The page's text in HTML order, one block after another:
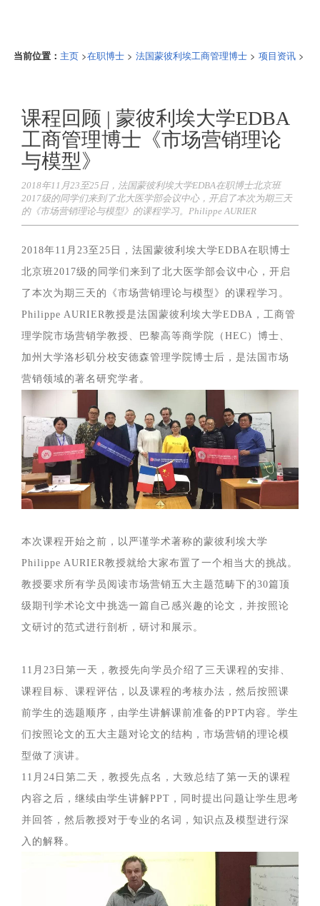
当前位置： 主页 >在职博士 >法国蒙彼利埃工商管理博士 >项目资讯 >
课程回顾 | 蒙彼利埃大学EDBA
工商管理博士《市场营销理论
与模型》
2018年11月23至25日，法国蒙彼利埃大学EDBA在职博士北京班
2017级的同学们来到了北大医学部会议中心，开启了本次为期三天
的《市场营销理论与模型》的课程学习。Philippe AURIER
2018年11月23至25日，法国蒙彼利埃大学EDBA在职博士
北京班2017级的同学们来到了北大医学部会议中心，开启
了本次为期三天的《市场营销理论与模型》的课程学习。
Philippe AURIER教授是法国蒙彼利埃大学EDBA，工商管
理学院市场营销学教授、巴黎高等商学院（HEC）博士、
加州大学洛杉矶分校安德森管理学院博士后，是法国市场
营销领域的著名研究学者。
本次课程开始之前，以严谨学术著称的蒙彼利埃大学
Philippe AURIER教授就给大家布置了一个相当大的挑战。
教授要求所有学员阅读市场营销五大主题范畴下的30篇顶
级期刊学术论文中挑选一篇自己感兴趣的论文，并按照论
文研讨的范式进行剖析，研讨和展示。
11月23日第一天，教授先向学员介绍了三天课程的安排、
课程目标、课程评估，以及课程的考核办法，然后按照课
前学生的选题顺序，由学生讲解课前准备的PPT内容。学生
们按照论文的五大主题对论文的结构，市场营销的理论模
型做了演讲。
11月24日第二天，教授先点名，大致总结了第一天的课程
内容之后，继续由学生讲解PPT，同时提出问题让学生思考
并回答，然后教授对于专业的名词，知识点及模型进行深
入的解释。